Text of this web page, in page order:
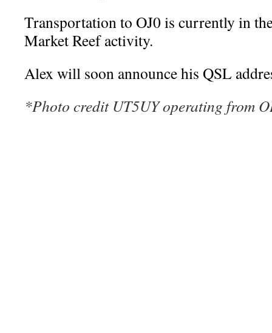
Transportation to OJ0 is currently in
Market Reef activity.
Alex will soon announce his QSL
*Photo credit UT5UY operating from